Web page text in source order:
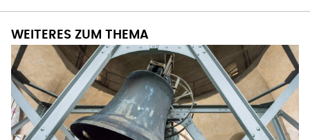
WEITERES ZUM THEMA